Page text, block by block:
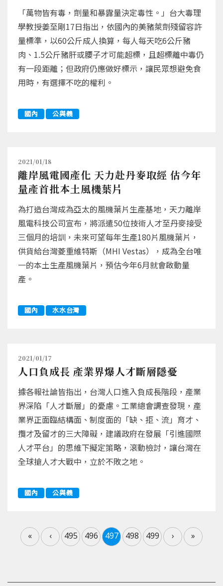
「萬物皆有毒，劑量和暴露量決定毒性。」台大毒理
學教授姜至剛17日指出，依國內的美豬萊劑殘留容許
量標準，以60公斤成人換算，每人每天吃6公斤豬
肉、1.5公斤豬肝或腰子才可能超標，且超標離中毒仍
有一段距離；但政府仍應做好標示，讓民眾想避免食
用時，有選擇不吃的權利。
國內 公與義
2021/01/18
離岸風電國產化 天力赴丹麥取經 估今年
量產首批本土風機葉片
為打造台灣成為亞太的風機葉片生產基地，天力離岸
風電科技公司宣布，將派遣50位技術人才至丹麥接受
三個月的培訓，未來可望每年生產180片風機葉片，
供貨給台灣菱重維特斯（MHI Vestas），成為全台唯
一的本土生產風機葉片，預估今年6月就會啟動量
產。
國內 水水台灣
2021/01/17
人口負成長 產業界爆人才斷層隱憂
據各報社論皆指出，台灣人口進入負成長階段，產業
界深陷「人才斷層」的憂慮。工業總會調查發現，產
業界正面臨結構面、制度面的「缺、拒、流」育才、
攬才及留才的三大障礙，建議政府在發展「引進國際
人才平台」的思維下擬定策略，滾動檢討，讓台灣在
全球搶人才大戰中，立於不敗之地。
國內 公與義
« ‹ 495 496 497 498 499 › »